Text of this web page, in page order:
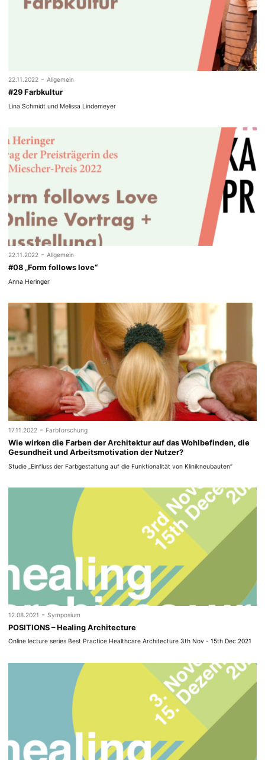
22.11.2022 - Allgemein
#29 Farbkultur
Lina Schmidt und Melissa Lindemeyer
22.11.2022 - Allgemein
#08 „Form follows love“
Anna Heringer
17.11.2022 - Farbforschung
Wie wirken die Farben der Architektur auf das Wohlbefinden, die
Gesundheit und Arbeitsmotivation der Nutzer?
Studie „Einfluss der Farbgestaltung auf die Funktionalität von Klinikneubauten“
12.08.2021 - Symposium
POSITIONS – Healing Architecture
Online lecture series Best Practice Healthcare Architecture 3th Nov - 15th Dec 2021